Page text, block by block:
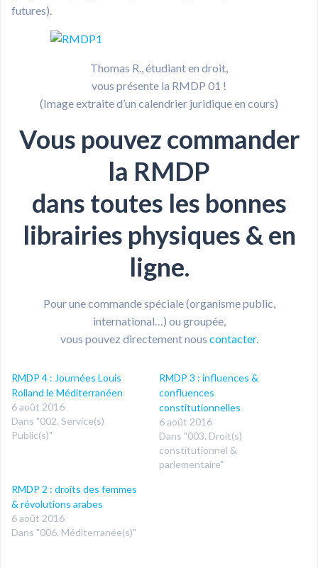
futures).
Thomas R., étudiant en droit,
vous présente la RMDP 01 !
(Image extraite d’un calendrier juridique en cours)
Vous pouvez commander
la RMDP
dans toutes les bonnes
librairies physiques & en
ligne.
Pour une commande spéciale (organisme public,
international…) ou groupée,
vous pouvez directement nous contacter.
RMDP 4 : Journées Louis
Rolland le Méditerranéen
6 août 2016
Dans "002. Service(s)
Public(s)"
RMDP 3 : influences &
confluences
constitutionnelles
6 août 2016
Dans "003. Droit(s)
constitutionnel &
parlementaire"
RMDP 2 : droits des femmes
& révolutions arabes
6 août 2016
Dans "006. Méditerranée(s)"